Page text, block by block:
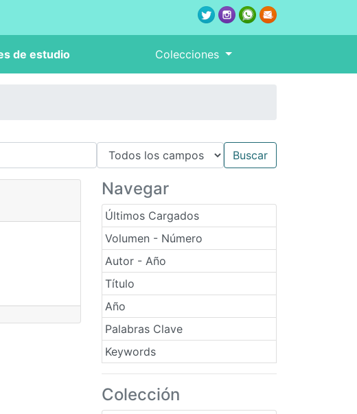
de estudio Colecciones
Navegar
Últimos Cargados
Volumen - Número
Autor - Año
Título
Año
Palabras Clave
Keywords
Colección